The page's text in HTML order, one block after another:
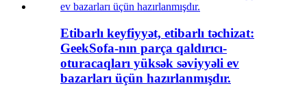
Etibarlı keyfiyyət, etibarlı təchizat:
GeekSofa-nın parça qaldırıcı-
oturacaqları yüksək səviyyəli ev
bazarları üçün hazırlanmışdır.